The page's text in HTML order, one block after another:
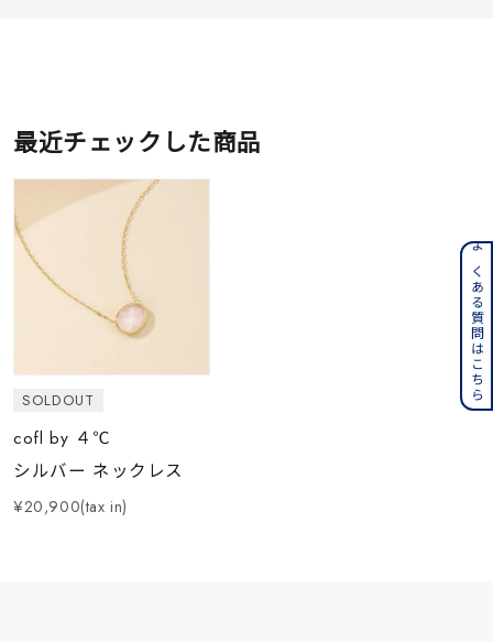
最近チェックした商品
SOLDOUT
cofl by ４℃
シルバー ネックレス
¥20,900(tax in)
よくある質問はこちら